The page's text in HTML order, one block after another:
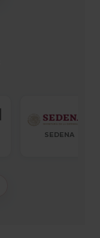
Farmacias
Similares